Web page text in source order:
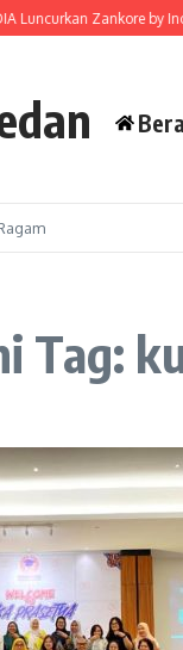
Zankore by
Tag: